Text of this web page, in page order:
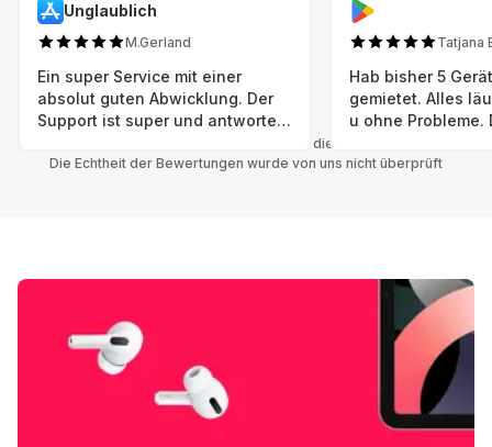
Unglaublich
M.Gerland
Ein super Service mit einer
absolut guten Abwicklung. Der
Support ist super und antworte
Tatjana
Hab bisher 5
gemietet. Alles
u ohne Probleme.
einwandfreien
Nachhaltig u wer
mal wieder ein
hat (Xbox,
Smartphone etc),
Grover nur
Möglichkeit
besteht nach
Alle Bewertungen beziehen sich auf die Grover App.
Die Echtheit der Bewertungen wurde von uns nicht überprüft